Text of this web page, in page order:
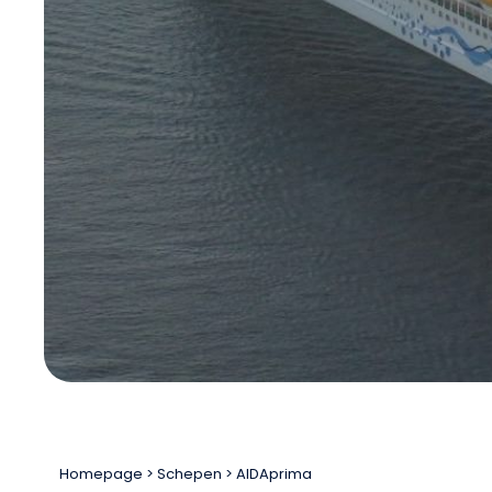
Homepage Schepen AIDAprima